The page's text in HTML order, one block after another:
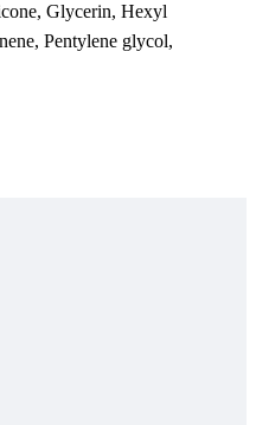
Glycerin, Hexyl
Pentylene glycol,